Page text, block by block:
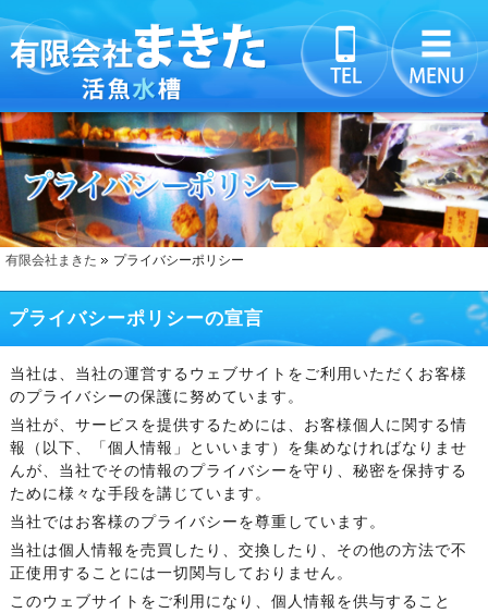
有限会社まきた プライバシーポリシー
プライバシーポリシーの宣言
当社は、当社の運営するウェブサイトをご利用いただくお客様
のプライバシーの保護に努めています。
当社が、サービスを提供するためには、お客様個人に関する情
報（以下、「個人情報」といいます）を集めなければなりませ
んが、当社でその情報のプライバシーを守り、秘密を保持する
ために様々な手段を講じています。
当社ではお客様のプライバシーを尊重しています。
当社は個人情報を売買したり、交換したり、その他の方法で不
正使用することには一切関与しておりません。
このウェブサイトをご利用になり、個人情報を供与すること